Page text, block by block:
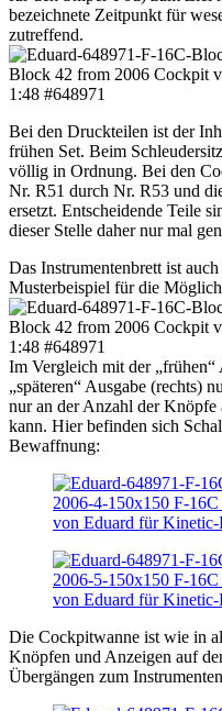
bezeichnete Zeitpunkt für
zutreffend.
Bei den Druckteilen ist der
frühen Set. Beim
völlig in Ordnung. Bei den
Nr. R51 durch Nr. R53 und
ersetzt. Entscheidende Teile
dieser Stelle daher nur mal
Das Instrumentenbrett ist
Musterbeispiel für die
Im Vergleich mit der „frühen“
„späteren“ Ausgabe (rechts)
nur an der Anzahl der Knöpfe
kann. Hier befinden sich
Bewaffnung:
Die Cockpitwanne ist wie in
Knöpfen und Anzeigen auf
Übergängen zum